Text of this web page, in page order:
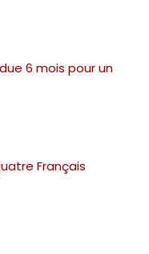
6 mois pour un
Français